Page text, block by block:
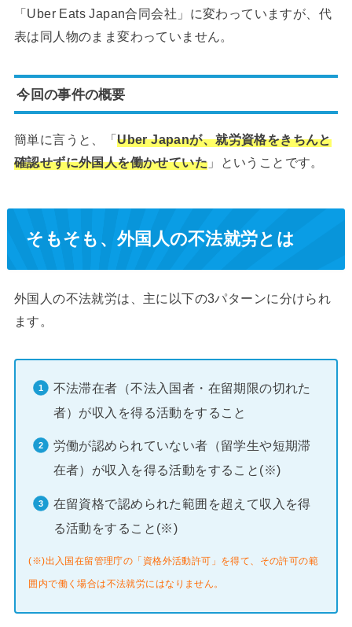
「Uber Eats Japan合同会社」に変わっていますが、代
表は同人物のまま変わっていません。
今回の事件の概要
簡単に言うと、「Uber Japanが、就労資格をきちんと
確認せずに外国人を働かせていた 」ということです。
そもそも、外国人の不法就労とは
外国人の不法就労は、主に以下の3パターンに分けられ
ます。
不法滞在者（不法入国者・在留期限の切れた
者）が収入を得る活動をすること
労働が認められていない者（留学生や短期滞
在者）が収入を得る活動をすること(※)
在留資格で認められた範囲を超えて収入を得
る活動をすること(※)
(※)出入国在留管理庁の「資格外活動許可」を得て、その許可の範
囲内で働く場合は不法就労にはなりません。